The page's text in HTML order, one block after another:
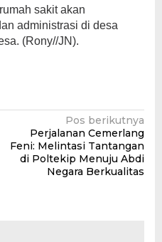
sakit akan
administrasi di desa
(Rony//JN).
Pos berikutnya
Perjalanan Cemerlang
Feni: Melintasi Tantangan
di Poltekip Menuju Abdi
Negara Berkualitas